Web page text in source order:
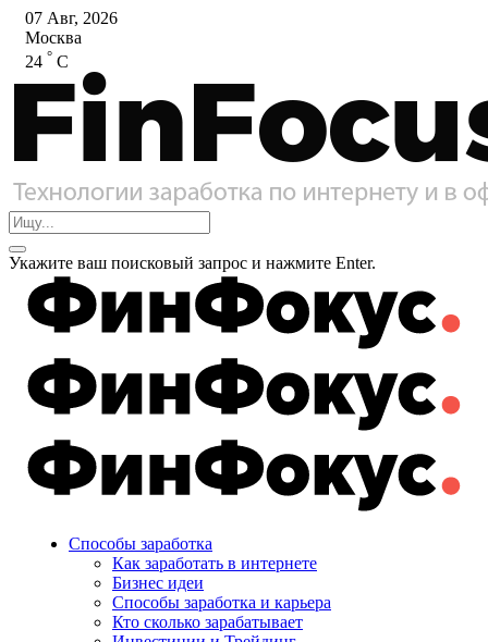
07 Авг, 2026
Москва
24 ° C
Укажите ваш поисковый запрос и нажмите Enter.
Способы заработка
Как заработать в интернете
Бизнес идеи
Способы заработка и карьера
Кто сколько зарабатывает